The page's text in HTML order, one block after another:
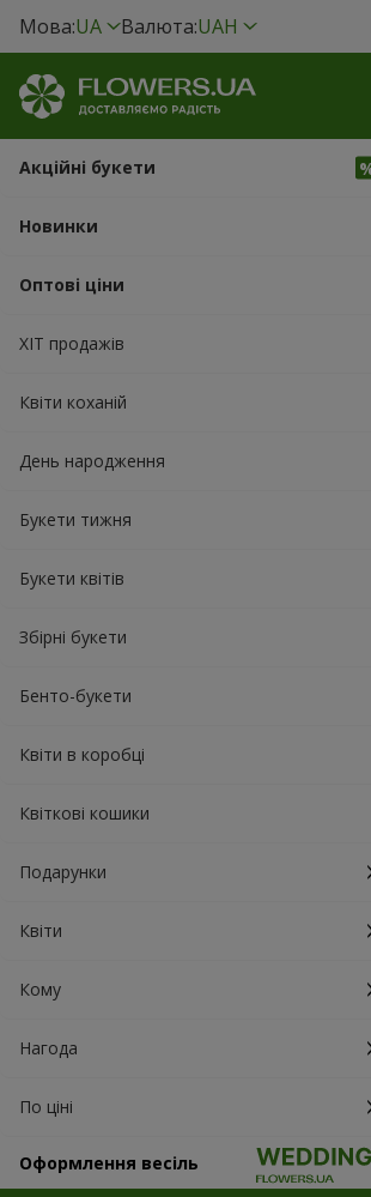
Мова:UA Валюта:UAH
Акційні букети
Новинки
Оптові ціни
ХІТ продажів
Квіти коханій
День народження
Букети тижня
Букети квітів
Збірні букети
Бенто-букети
Квіти в коробці
Квіткові кошики
Подарунки
Квіти
Кому
Нагода
По ціні
Оформлення весіль